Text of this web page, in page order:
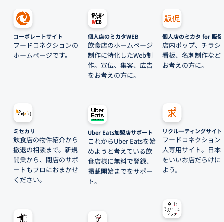
コーポレートサイト
フードコネクションの
ホームページです。
ミセカリ
飲食店の物件紹介から
撤退の相談まで。新規
開業から、閉店のサポ
ートもプロにおまかせ
ください。
個人店のミカタWEB
飲食店のホームページ
制作に特化したWeb制
作。宣伝、集客、広告
をお考えの方に。
Uber Eats加盟店サポート
これからUber Eatsを始
めようと考えている飲
食店様に無料で登録、
掲載開始までをサポー
ト。
個人店のミカタ for 販促
店内ポップ、チラシ
看板、名刺制作など
お考えの方に。
リクルーティングサイト
フードコネクション
人専用サイト。日本
をいいお店だらけに
よう。